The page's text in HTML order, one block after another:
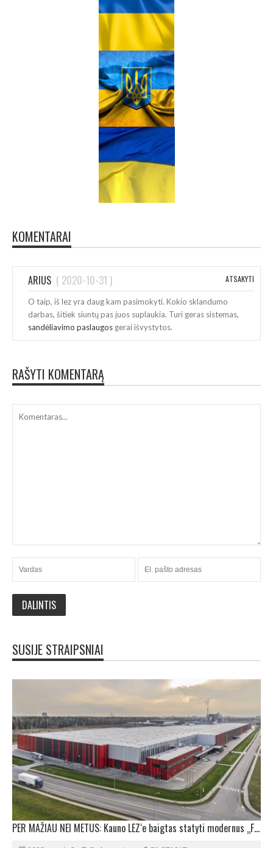
KOMENTARAI
ARIUS ( 2020-10-31 ) ATSAKYTI
O taip, iš lez yra daug kam pasimokyti. Kokio sklandumo
darbas, šitiek siuntų pas juos suplaukia. Turi geras sistemas,
sandėliavimo paslaugos gerai išvystytos.
RAŠYTI KOMENTARĄ
SUSIJE STRAIPSNIAI
PER MAŽIAU NEI METUS: Kauno LEZ‘e baigtas statyti modernus „Freda IV“ sandėlis